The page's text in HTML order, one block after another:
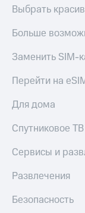
Выбрать
Больше
Заменить SIM-
Перейти на
Для дома
Спутниковое ТВ
Сервисы и
Развлечения
Безопасность